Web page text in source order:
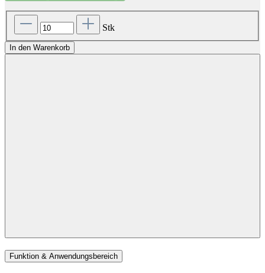
Stk
In den Warenkorb
Funktion & Anwendungsbereich